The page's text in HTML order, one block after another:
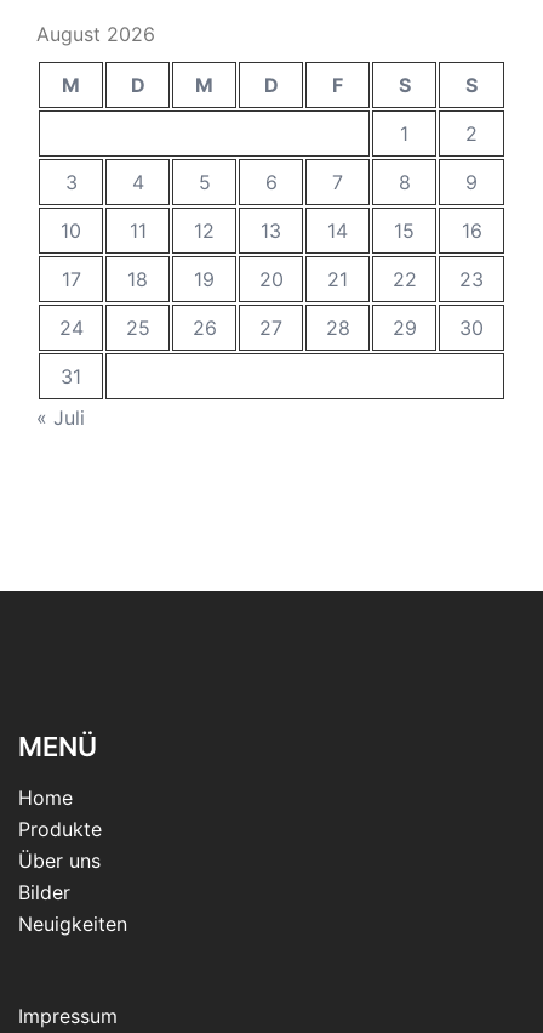
August 2026
M D M D F S
S
1
2
3
4 5 6 7 8
9
10
11 12 13 14 15
16
17
18 19 20 21 22
23
24
25 26 27 28 29
30
31
« Juli
MENÜ
Home
Produkte
Über uns
Bilder
Neuigkeiten
Impressum